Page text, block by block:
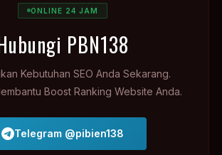
ONLINE 24 JAM
PBN138
Kebutuhan SEO Anda Sekarang.
Boost Ranking Website Anda.
Telegram @pibien138